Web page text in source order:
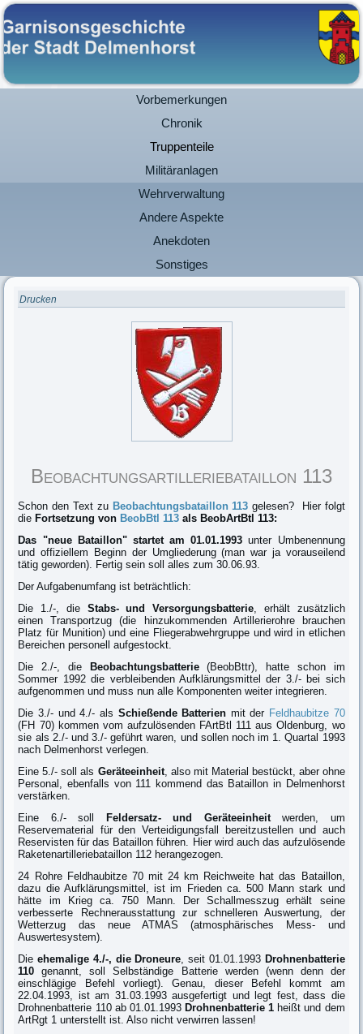
Vorbemerkungen
Chronik
Truppenteile
Militäranlagen
Wehrverwaltung
Andere Aspekte
Anekdoten
Sonstiges
Drucken
Beobachtungsartilleriebataillon 113
Schon den Text zuBeobachtungsbataillon 113 gelesen? Hier folgt
die Fortsetzung von BeobBtl 113 als BeobArtBtl 113:
Das "neue Bataillon" startet am 01.01.1993 unter Umbenennung
und offiziellem Beginn der Umgliederung (man war ja vorauseilend
tätig geworden). Fertig sein soll alles zum 30.06.93.
Der Aufgabenumfang ist beträchtlich:
Die 1./-, die Stabs- und Versorgungsbatterie , erhält zusätzlich
einen Transportzug (die hinzukommenden Artillerierohre brauchen
Platz für Munition) und eine Fliegerabwehrgruppe und wird in etlichen
Bereichen personell aufgestockt.
Die 2./-, die
Beobachtungsbatterie(BeobBttr), hatte schon im
Sommer 1992 die verbleibenden Aufklärungsmittel der 3./- bei sich
aufgenommen und muss nun alle Komponenten weiter integrieren.
Die 3./- und 4./- als Schießende Batterien mit der Feldhaubitze 70
(FH 70) kommen vom aufzulösenden FArtBtl 111 aus Oldenburg, wo
sie als 2./- und 3./- geführt waren, und sollen noch im 1. Quartal 1993
nach Delmenhorst verlegen.
Eine 5./- soll als Geräteeinheit, also mit Material bestückt, aber ohne
Personal, ebenfalls von 111 kommend das Bataillon in Delmenhorst
verstärken.
Eine 6./- soll
Feldersatz- und Geräteeinheitwerden, um
Reservematerial für den Verteidigungsfall bereitzustellen und auch
Reservisten für das Bataillon führen. Hier wird auch das aufzulösende
Raketenartilleriebataillon 112 herangezogen.
24 Rohre Feldhaubitze 70 mit 24 km Reichweite hat das Bataillon,
dazu die Aufklärungsmittel, ist im Frieden ca. 500 Mann stark und
hätte im Krieg ca. 750 Mann. Der Schallmesszug erhält seine
verbesserte Rechnerausstattung zur schnelleren Auswertung, der
Wetterzug das neue ATMAS (atmosphärisches Mess- und
Auswertesystem).
Dieehemalige 4./-, die Droneure , seit 01.01.1993 Drohnenbatterie
110 genannt, soll Selbständige Batterie werden (wenn denn der
einschlägige Befehl vorliegt). Genau, dieser Befehl kommt am
22.04.1993, ist am 31.03.1993 ausgefertigt und legt fest, dass die
Drohnenbatterie 110 ab 01.01.1993 Drohnenbatterie 1 heißt und dem
ArtRgt 1 unterstellt ist. Also nicht verwirren lassen!